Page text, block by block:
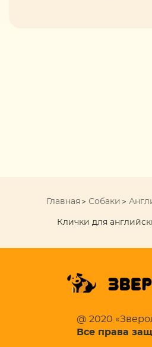
Главная Собаки
Клички для
@ 2020
Все права